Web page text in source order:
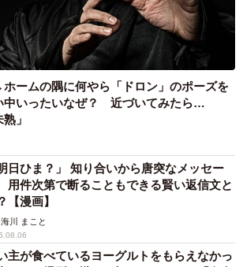
ームの隅に何やら「ドロン」のポーズを
中いったいなぜ？ 近づいてみたら…
」
明日ひま？」 知り合いから唐突なメッセー
件次第で断ることもできる賢い返信文と
【漫画】
海川 まこと
主が食べているヨーグルトをもらえなかっ